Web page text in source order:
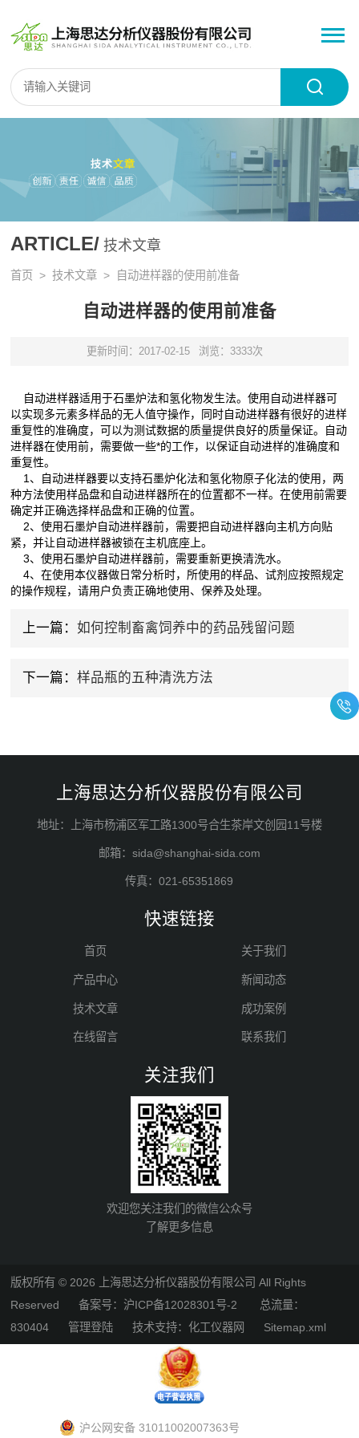
ARTICLE/ 技术文章
首页 >技术文章 > 自动进样器的使用前准备
自动进样器的使用前准备
更新时间：2017-02-15 浏览：3333次
自动进样器适用于石墨炉法和氢化物发生法。使用自动进样器可
以实现多元素多样品的无人值守操作，同时自动进样器有很好的进样
重复性的准确度，可以为测试数据的质量提供良好的质量保证。自动
进样器在使用前，需要做一些*的工作，以保证自动进样的准确度和
重复性。
1、自动进样器要以支持石墨炉化法和氢化物原子化法的使用，两
种方法使用样品盘和自动进样器所在的位置都不一样。在使用前需要
确定并正确选择样品盘和正确的位置。
2、使用石墨炉自动进样器前，需要把自动进样器向主机方向贴
紧，并让自动进样器被锁在主机底座上。
3、使用石墨炉自动进样器前，需要重新更换清洗水。
4、在使用本仪器做日常分析时，所使用的样品、试剂应按照规定
的操作规程，请用户负责正确地使用、保养及处理。
上一篇： 如何控制畜禽饲养中的药品残留问题
下一篇： 样品瓶的五种清洗方法
上海思达分析仪器股份有限公司
地址：上海市杨浦区军工路1300号合生茶岸文创园11号楼
邮箱：sida@shanghai-sida.com
传真：021-65351869
快速链接
首页 关于我们
产品中心 新闻动态
技术文章 成功案例
在线留言 联系我们
关注我们
欢迎您关注我们的微信公众号
了解更多信息
版权所有 © 2026 上海思达分析仪器股份有限公司 All Rights
Reserved备案号：沪ICP备12028301号-2
总流量：
830404 管理登陆 技术支持：化工仪器网 Sitemap.xml
沪公网安备 31011002007363号